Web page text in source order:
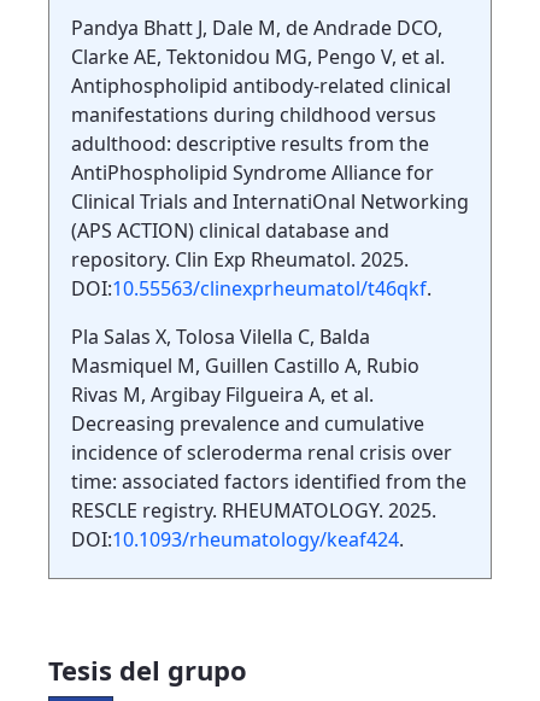
Pandya Bhatt J, Dale M, de Andrade DCO,
Clarke AE, Tektonidou MG, Pengo V, et al.
Antiphospholipid antibody-related clinical
manifestations during childhood versus
adulthood: descriptive results from the
AntiPhospholipid Syndrome Alliance for
Clinical Trials and InternatiOnal Networking
(APS ACTION) clinical database and
repository. Clin Exp Rheumatol. 2025.
DOI:10.55563/clinexprheumatol/t46qkf.
Pla Salas X, Tolosa Vilella C, Balda
Masmiquel M, Guillen Castillo A, Rubio
Rivas M, Argibay Filgueira A, et al.
Decreasing prevalence and cumulative
incidence of scleroderma renal crisis over
time: associated factors identified from the
RESCLE registry. RHEUMATOLOGY. 2025.
DOI:10.1093/rheumatology/keaf424.
Tesis del grupo